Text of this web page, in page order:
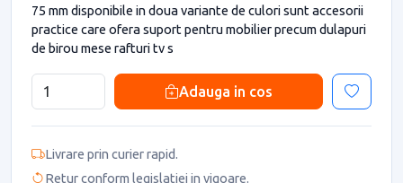
75 mm disponibile in doua variante de culori sunt accesorii
practice care ofera suport pentru mobilier precum dulapuri
de birou mese rafturi tv s
Adauga in cos
Livrare prin curier rapid.
Retur conform legislatiei in vigoare.